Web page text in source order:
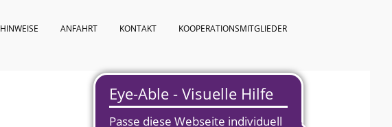
HINWEISE ANFAHRT KONTAKT
KOOPERATIONSMITGLIEDER